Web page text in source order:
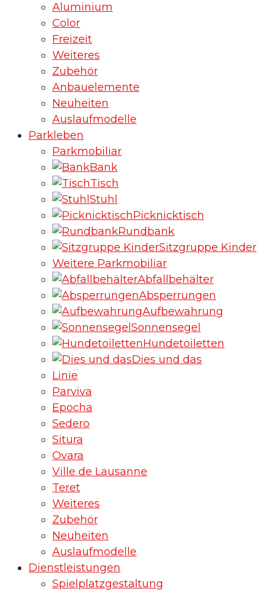
Aluminium
Color
Freizeit
Weiteres
Zubehör
Anbauelemente
Neuheiten
Auslaufmodelle
Parkleben
Parkmobiliar
Bank
Tisch
Stuhl
Picknicktisch
Rundbank
Sitzgruppe Kinder
Weitere Parkmobiliar
Abfallbehälter
Absperrungen
Aufbewahrung
Sonnensegel
Hundetoiletten
Dies und das
Linie
Parviva
Epocha
Sedero
Situra
Ovara
Ville de Lausanne
Teret
Weiteres
Zubehör
Neuheiten
Auslaufmodelle
Dienstleistungen
Spielplatzgestaltung